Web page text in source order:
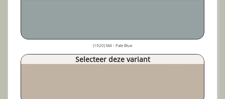
(1920) M4 - Pale Blue
Selecteer deze variant